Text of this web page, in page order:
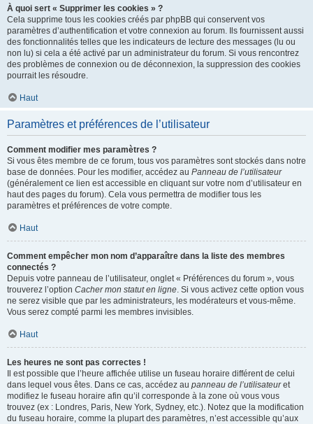
À quoi sert « Supprimer les cookies » ?
Cela supprime tous les cookies créés par phpBB qui conservent vos
paramètres d’authentification et votre connexion au forum. Ils fournissent aussi
des fonctionnalités telles que les indicateurs de lecture des messages (lu ou
non lu) si cela a été activé par un administrateur du forum. Si vous rencontrez
des problèmes de connexion ou de déconnexion, la suppression des cookies
pourrait les résoudre.
Haut
Paramètres et préférences de l’utilisateur
Comment modifier mes paramètres ?
Si vous êtes membre de ce forum, tous vos paramètres sont stockés dans notre
base de données. Pour les modifier, accédez au Panneau de l’utilisateur
(généralement ce lien est accessible en cliquant sur votre nom d’utilisateur en
haut des pages du forum). Cela vous permettra de modifier tous les
paramètres et préférences de votre compte.
Haut
Comment empêcher mon nom d’apparaître dans la liste des membres
connectés ?
Depuis votre panneau de l’utilisateur, onglet « Préférences du forum », vous
trouverez l’option Cacher mon statut en ligne. Si vous activez cette option vous
ne serez visible que par les administrateurs, les modérateurs et vous-même.
Vous serez compté parmi les membres invisibles.
Haut
Les heures ne sont pas correctes !
Il est possible que l’heure affichée utilise un fuseau horaire différent de celui
dans lequel vous êtes. Dans ce cas, accédez au panneau de l’utilisateuret
modifiez le fuseau horaire afin qu’il corresponde à la zone où vous vous
trouvez (ex : Londres, Paris, New York, Sydney, etc.). Notez que la modification
du fuseau horaire, comme la plupart des paramètres, n’est accessible qu’aux